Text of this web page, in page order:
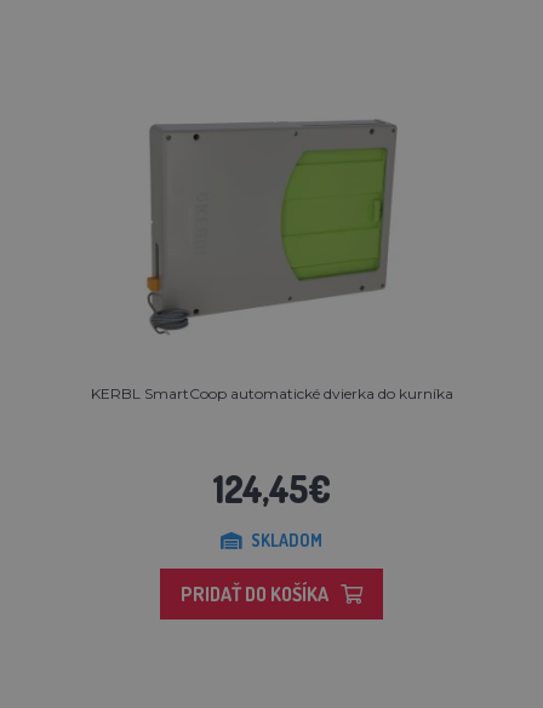
KERBL SmartCoop automatické dvierka do kurníka
124,45€
SKLADOM
PRIDAŤ DO KOŠÍKA